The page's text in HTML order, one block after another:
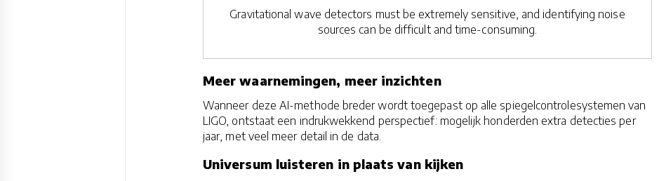
Gravitational wave detectors must be extremely sensitive, and identifying noise
sources can be difficult and time-consuming.
Meer waarnemingen, meer inzichten
Wanneer deze AI-methode breder wordt toegepast op alle spiegelcontrolesystemen van
LIGO, ontstaat een indrukwekkend perspectief: mogelijk honderden extra detecties per
jaar, met veel meer detail in de data.
Universum luisteren in plaats van kijken